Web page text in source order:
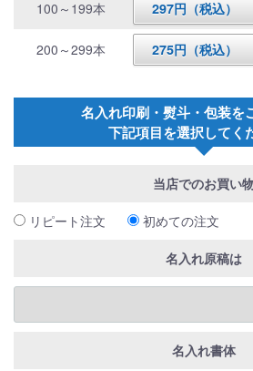
100～199本 297円（税込）
200～299本 275円（税込）
名入れ印刷・熨斗・包装を
下記項目を選択してく
当店でのお買い
リピート注文 初めての注文
名入れ原稿は
名入れ書体